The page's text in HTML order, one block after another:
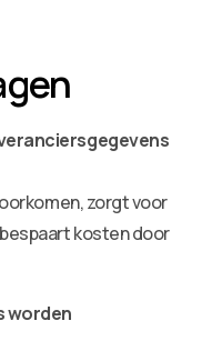
zorgt voor
kosten door
worden